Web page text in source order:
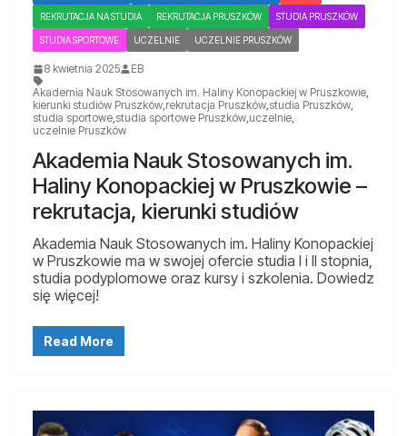
REKRUTACJA NA STUDIA REKRUTACJA PRUSZKÓW STUDIA PRUSZKÓW
STUDIA SPORTOWE UCZELNIE UCZELNIE PRUSZKÓW
8 kwietnia 2025
EB
Akademia Nauk Stosowanych im. Haliny Konopackiej w Pruszkowie,
kierunki studiów Pruszków,rekrutacja Pruszków,studia Pruszków,
studia sportowe,studia sportowe Pruszków,uczelnie,
uczelnie Pruszków
Akademia Nauk Stosowanych im.
Haliny Konopackiej w Pruszkowie –
rekrutacja, kierunki studiów
Akademia Nauk Stosowanych im. Haliny Konopackiej
w Pruszkowie ma w swojej ofercie studia I i II stopnia,
studia podyplomowe oraz kursy i szkolenia. Dowiedz
się więcej!
Read More